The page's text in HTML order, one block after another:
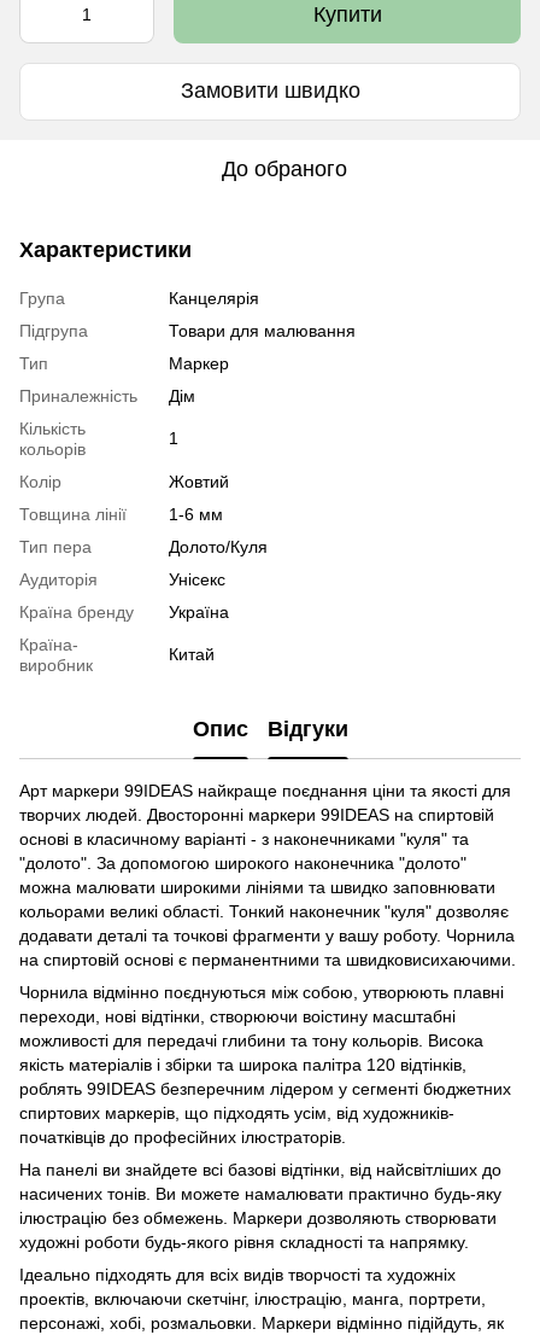
Купити
Замовити швидко
До обраного
Характеристики
Група
Канцелярія
Підгрупа
Товари для малювання
Тип
Маркер
Приналежність
Дім
Кількість
кольорів
1
Колір
Жовтий
Товщина лінії
1-6 мм
Тип пера
Долото/Куля
Аудиторія
Унісекс
Країна бренду
Україна
Країна-
виробник
Китай
Опис Відгуки
Арт маркери 99IDEAS найкраще поєднання ціни та якості для
творчих людей. Двосторонні маркери 99IDEAS на спиртовій
основі в класичному варіанті - з наконечниками "куля" та
"долото". За допомогою широкого наконечника "долото"
можна малювати широкими лініями та швидко заповнювати
кольорами великі області. Тонкий наконечник "куля" дозволяє
додавати деталі та точкові фрагменти у вашу роботу. Чорнила
на спиртовій основі є перманентними та швидковисихаючими.
Чорнила відмінно поєднуються між собою, утворюють плавні
переходи, нові відтінки, створюючи воістину масштабні
можливості для передачі глибини та тону кольорів. Висока
якість матеріалів і збірки та широка палітра 120 відтінків,
роблять 99IDEAS безперечним лідером у сегменті бюджетних
спиртових маркерів, що підходять усім, від художників-
початківців до професійних ілюстраторів.
На панелі ви знайдете всі базові відтінки, від найсвітліших до
насичених тонів. Ви можете намалювати практично будь-яку
ілюстрацію без обмежень. Маркери дозволяють створювати
художні роботи будь-якого рівня складності та напрямку.
Ідеально підходять для всіх видів творчості та художніх
проектів, включаючи скетчінг, ілюстрацію, манга, портрети,
персонажі, хобі, розмальовки. Маркери відмінно підійдуть, як